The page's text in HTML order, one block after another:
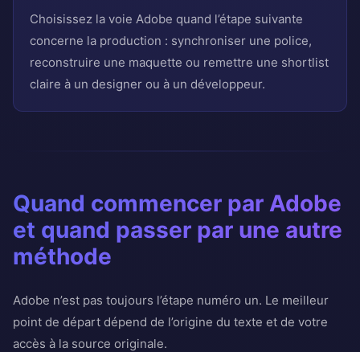
Choisissez la voie Adobe quand l’étape suivante
concerne la production : synchroniser une police,
reconstruire une maquette ou remettre une shortlist
claire à un designer ou à un développeur.
Quand commencer par Adobe
et quand passer par une autre
méthode
Adobe n’est pas toujours l’étape numéro un. Le meilleur
point de départ dépend de l’origine du texte et de votre
accès à la source originale.